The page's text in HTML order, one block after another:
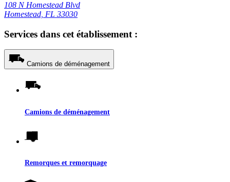
108 N Homestead Blvd
Homestead, FL 33030
Services dans cet établissement :
Camions de déménagement
Camions de déménagement
Remorques et remorquage